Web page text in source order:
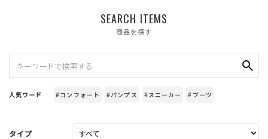
SEARCH ITEMS
商品を探す
人気ワード #コンフォート #パンプス #スニーカー #ブーツ
タイプ